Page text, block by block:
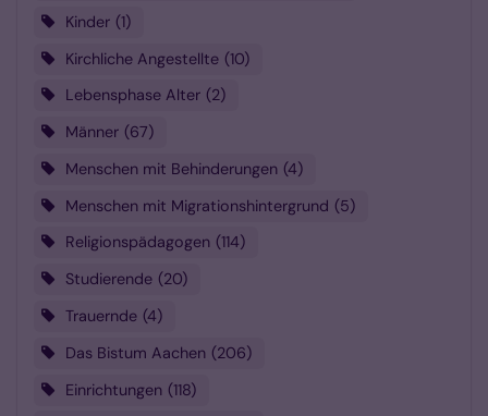
Kinder 1
Kirchliche Angestellte 10
Lebensphase Alter 2
Männer 67
Menschen mit Behinderungen 4
Menschen mit Migrationshintergrund 5
Religionspädagogen 114
Studierende 20
Trauernde 4
Das Bistum Aachen 206
Einrichtungen 118